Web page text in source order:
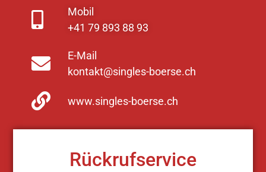
Mobil
+41 79 893 88 93
E-Mail
kontakt@singles-boerse.ch
www.singles-boerse.ch
Rückrufservice